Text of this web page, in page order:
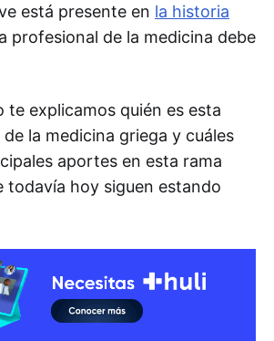
está presente en la historia
profesional de la medicina debe
te explicamos quién es esta
la medicina griega y cuáles
aportes en esta rama
todavía hoy siguen estando